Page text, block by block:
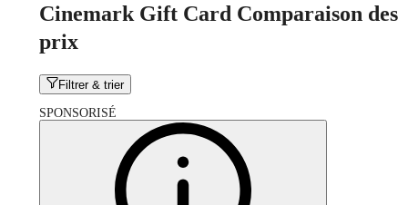
Cinemark Gift Card Comparaison des
prix
Filtrer & trier
SPONSORISÉ